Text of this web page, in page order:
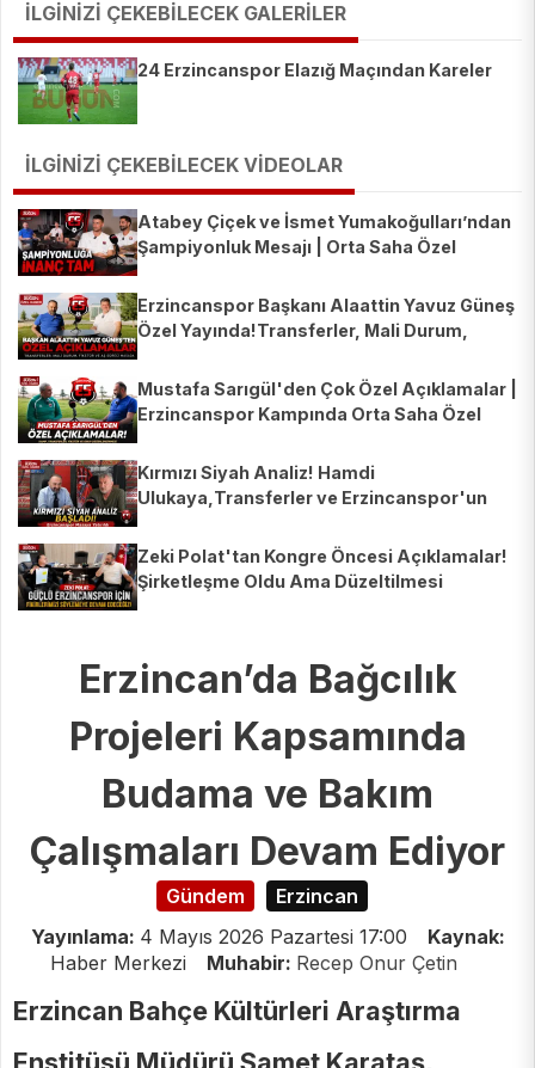
İLGİNİZİ ÇEKEBİLECEK GALERİLER
24 Erzincanspor Elazığ Maçından Kareler
İLGİNİZİ ÇEKEBİLECEK VİDEOLAR
Atabey Çiçek ve İsmet Yumakoğulları’ndan
Şampiyonluk Mesajı | Orta Saha Özel
Erzincanspor Başkanı Alaattin Yavuz Güneş
Özel Yayında!Transferler, Mali Durum,
Mustafa Sarıgül'den Çok Özel Açıklamalar |
Erzincanspor Kampında Orta Saha Özel
Kırmızı Siyah Analiz! Hamdi
Ulukaya,Transferler ve Erzincanspor'un
Zeki Polat'tan Kongre Öncesi Açıklamalar!
Şirketleşme Oldu Ama Düzeltilmesi
Erzincan’da Bağcılık
Projeleri Kapsamında
Budama ve Bakım
Çalışmaları Devam Ediyor
Gündem
Erzincan
Yayınlama: 4 Mayıs 2026 Pazartesi 17:00
Kaynak:
Haber Merkezi
Muhabir: Recep Onur Çetin
Erzincan Bahçe Kültürleri Araştırma